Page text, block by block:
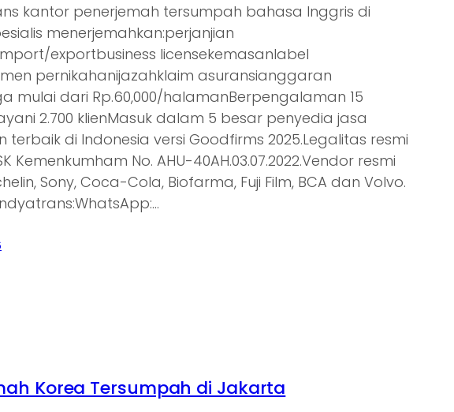
kantor penerjemah tersumpah bahasa Inggris di
menerjemahkan:perjanjian
exportbusiness licensekemasanlabel
pernikahanijazahklaim asuransianggaran
mulai dari Rp.60,000/halamanBerpengalaman 15
2.700 klienMasuk dalam 5 besar penyedia jasa
terbaik di Indonesia versi Goodfirms 2025.Legalitas resmi
Kemenkumham No. AHU-40AH.03.07.2022.Vendor resmi
Sony, Coca-Cola, Biofarma, Fuji Film, BCA dan Volvo.
Korea Tersumpah di Jakarta